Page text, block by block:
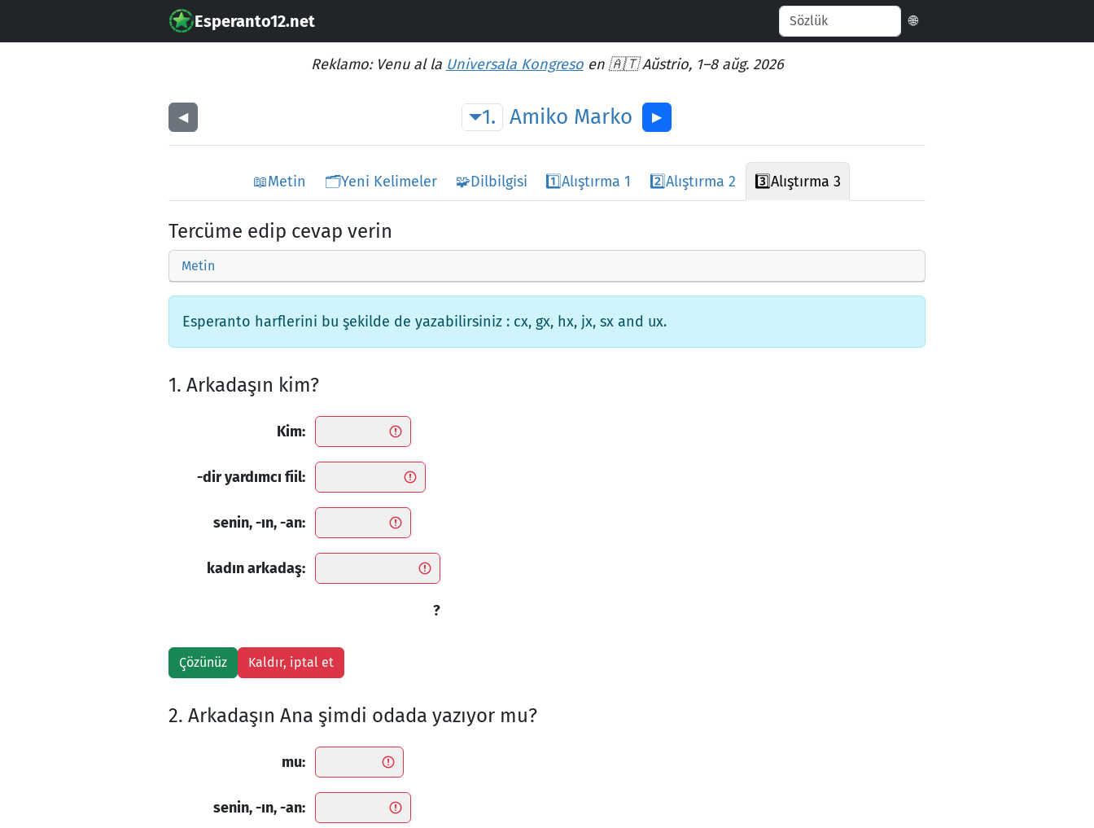
Esperanto12.net 🌐
Reklamo: Venu al la Universala Kongresoen 🇦🇹 Aŭstrio, 1–8 aŭg. 2026
◀︎ 1. Amiko Marko ▶︎
📖Metin 🗂️Yeni Kelimeler 🧩Dilbilgisi 1️⃣Alıştırma 1 2️⃣Alıştırma 2 3️⃣Alıştırma 3
Tercüme edip cevap verin
Metin
Esperanto harflerini bu şekilde de yazabilirsiniz : cx, gx, hx, jx, sx and ux.
1. Arkadaşın kim?
Kim:
-dir yardımcı fiil:
senin, -ın, -an:
kadın arkadaş:
?
2. Arkadaşın Ana şimdi odada yazıyor mu?
mu:
senin, -ın, -an: